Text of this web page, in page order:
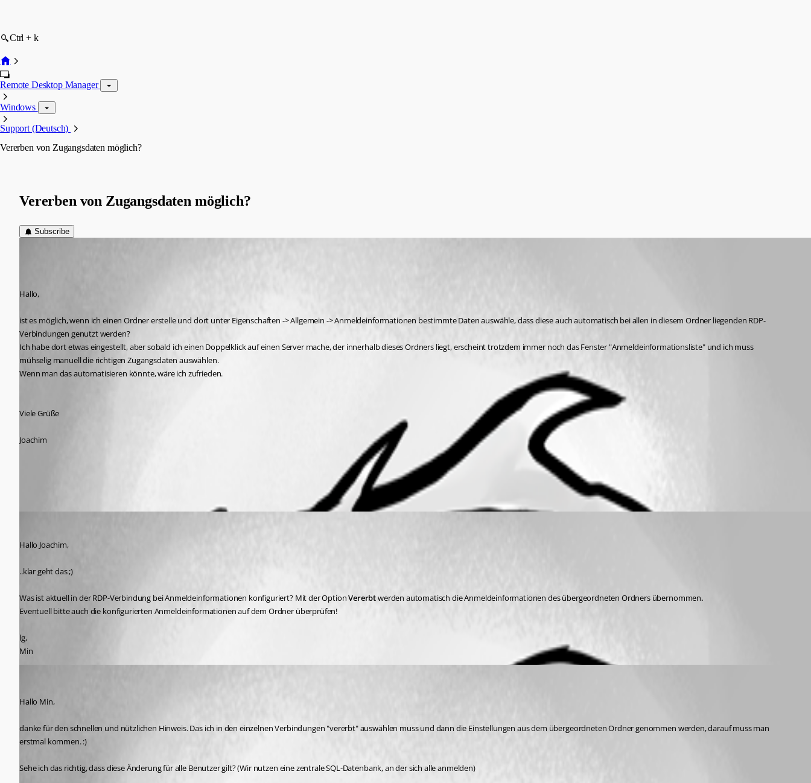
Ctrl + k
Remote Desktop Manager
Windows
Support (Deutsch)
Vererben von Zugangsdaten möglich?
Vererben von Zugangsdaten möglich?
Subscribe
Hallo,
ist es möglich, wenn ich einen Ordner erstelle und dort unter Eigenschaften -> Allgemein -> Anmeldeinformationen bestimmte Daten auswähle, dass diese auch automatisch bei allen in diesem Ordner liegenden RDP-
Verbindungen genutzt werden?
Ich habe dort etwas eingestellt, aber sobald ich einen Doppelklick auf einen Server mache, der innerhalb dieses Ordners liegt, erscheint trotzdem immer noch das Fenster "Anmeldeinformationsliste" und ich muss
mühselig manuell die richtigen Zugangsdaten auswählen.
Wenn man das automatisieren könnte, wäre ich zufrieden.
Viele Grüße
Joachim
Hallo Joachim,
..klar geht das ;)
Was ist aktuell in der RDP-Verbindung bei Anmeldeinformationen konfiguriert? Mit der Option Vererbt werden automatisch die Anmeldeinformationen des übergeordneten Ordners übernommen.
Eventuell bitte auch die konfigurierten Anmeldeinformationen auf dem Ordner überprüfen!
lg,
Min
Hallo Min,
danke für den schnellen und nützlichen Hinweis. Das ich in den einzelnen Verbindungen "vererbt" auswählen muss und dann die Einstellungen aus dem übergeordneten Ordner genommen werden, darauf muss man
erstmal kommen. :)
Sehe ich das richtig, dass diese Änderung für alle Benutzer gilt? (Wir nutzen eine zentrale SQL-Datenbank, an der sich alle anmelden)